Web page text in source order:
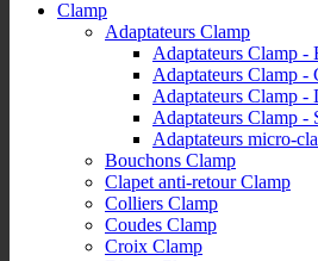
Clamp
Adaptateurs Clamp
Adaptateurs Clamp -
Adaptateurs Clamp -
Adaptateurs Clamp -
Adaptateurs Clamp -
Adaptateurs micro-
Bouchons Clamp
Clapet anti-retour Clamp
Colliers Clamp
Coudes Clamp
Croix Clamp